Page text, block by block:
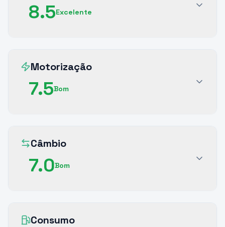
8.5Excelente
Motorização
7.5Bom
Câmbio
7.0Bom
Consumo